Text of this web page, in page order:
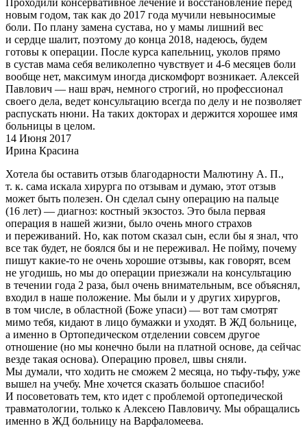
новым годом, так как до 2017 года мучили невыносимые
боли. По плану замена сустава, но у мамы лишний вес
и сердце шалит, поэтому до конца 2018, надеюсь, будем
готовы к операции. После курса капельниц, уколов прямо
в сустав мама себя великолепно чувствует и 4-6 месяцев боли
вообще нет, максимум иногда дискомфорт возникает. Алексей
Павлович — наш врач, немного строгий, но профессионал
своего дела, ведет консультацию всегда по делу и не позволяет
распускать нюни. На таких докторах и держится хорошее имя
больницы в целом.
14 Июня 2017
Ирина Красина
Хотела бы оставить отзыв благодарности Малютину А. П.,
т. к. сама искала хирурга по отзывам и думаю, этот отзыв
может быть полезен. Он сделал сыну операцию на пальце
(16 лет) — диагноз: костный экзостоз. Это была первая
операция в нашей жизни, было очень много страхов
и переживаний. Но, как потом сказал сын, если бы я знал, что
все так будет, не боялся бы и не переживал. Не пойму, почему
пишут какие-то не очень хорошие отзывы, как говорят, всем
не угодишь, но мы до операции приезжали на консультацию
в течении года 2 раза, был очень внимательным, все объяснял,
входил в наше положение. Мы были и у других хирургов,
в том числе, в областной (Боже упаси) — вот там смотрят
мимо тебя, кидают в лицо бумажки и уходят. В ЖД больнице,
а именно в Ортопедическом отделении совсем другое
отношение (но мы конечно были на платной основе, да сейчас
везде такая основа). Операцию провел, швы сняли.
Мы думали, что ходить не сможем 2 месяца, но тьфу-тьфу, уже
вышел на учебу. Мне хочется сказать большое спасибо!
И посоветовать тем, кто идет с проблемой ортопедической
травматологии, только к Алексею Павловичу. Мы обращались
именно в ЖД больницу на Варфаломеева.